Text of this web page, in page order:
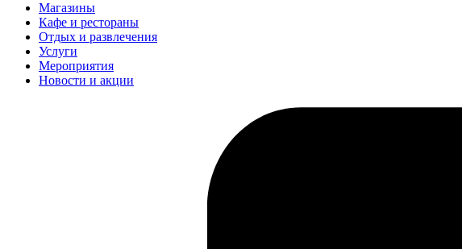
Магазины
Кафе и рестораны
Отдых и развлечения
Услуги
Мероприятия
Новости и акции